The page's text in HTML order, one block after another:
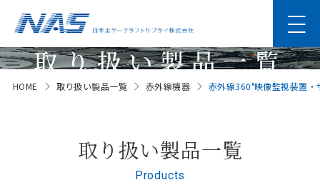
取り扱い製品一覧
Products
HOME 取り扱い製品一覧 赤外線機器 赤外線360°映像監視装置・
取り扱い製品一覧
Products